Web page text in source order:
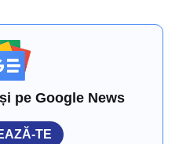
pe Google News
TE